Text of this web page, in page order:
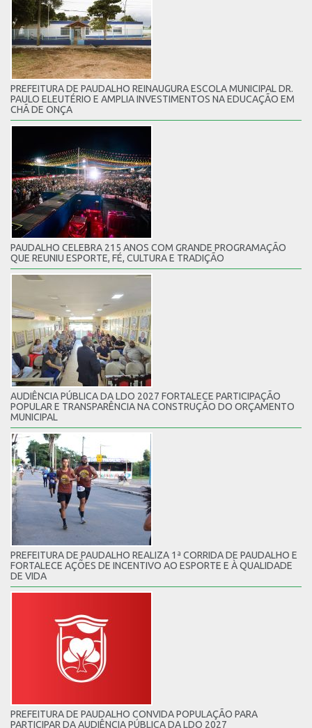
PREFEITURA DE PAUDALHO REINAUGURA ESCOLA MUNICIPAL DR.
PAULO ELEUTÉRIO E AMPLIA INVESTIMENTOS NA EDUCAÇÃO EM
CHÃ DE ONÇA
PAUDALHO CELEBRA 215 ANOS COM GRANDE PROGRAMAÇÃO
QUE REUNIU ESPORTE, FÉ, CULTURA E TRADIÇÃO
AUDIÊNCIA PÚBLICA DA LDO 2027 FORTALECE PARTICIPAÇÃO
POPULAR E TRANSPARÊNCIA NA CONSTRUÇÃO DO ORÇAMENTO
MUNICIPAL
PREFEITURA DE PAUDALHO REALIZA 1ª CORRIDA DE PAUDALHO E
FORTALECE AÇÕES DE INCENTIVO AO ESPORTE E À QUALIDADE
DE VIDA
PREFEITURA DE PAUDALHO CONVIDA POPULAÇÃO PARA
PARTICIPAR DA AUDIÊNCIA PÚBLICA DA LDO 2027